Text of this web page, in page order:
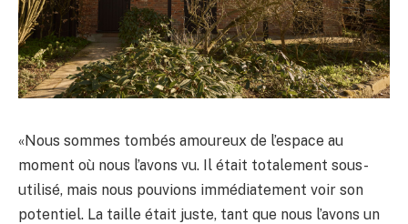
«Nous sommes tombés amoureux de l’espace au
moment où nous l’avons vu. Il était totalement sous-
utilisé, mais nous pouvions immédiatement voir son
potentiel. La taille était juste, tant que nous l’avons un